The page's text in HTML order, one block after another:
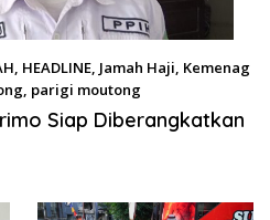
, HEADLINE, Jamah Haji, Kemenag
, parigi moutong
Siap Diberangkatkan